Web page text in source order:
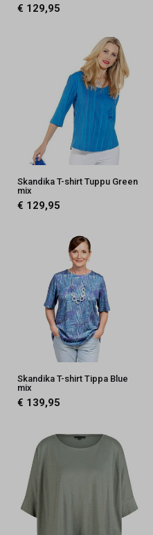
€ 129,95
Skandika T-shirt Tuppu Green
mix
€ 129,95
Skandika T-shirt Tippa Blue
mix
€ 139,95